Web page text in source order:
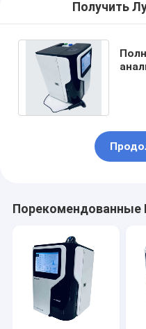
Получить
Порекомендованные